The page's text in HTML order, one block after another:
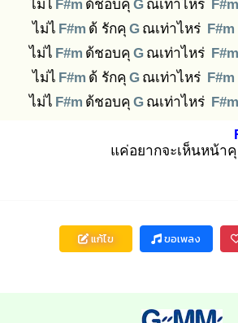
ไม่ไ F#m ด้ชอบคุ G ณเท่าไหร่ F#m
ไม่ไ F#m ด้ รักคุ G ณเท่าไหร่ F#m
ไม่ไ F#m ด้ชอบคุ G ณเท่าไหร่ F#m
ไม่ไ F#m ด้ รักคุ G ณเท่าไหร่ F#m
ไม่ไ F#m ด้ชอบคุ G ณเท่าไหร่ F#m
แค่อยากจะเห็นหน้า
แก้ไข ขอเพลง